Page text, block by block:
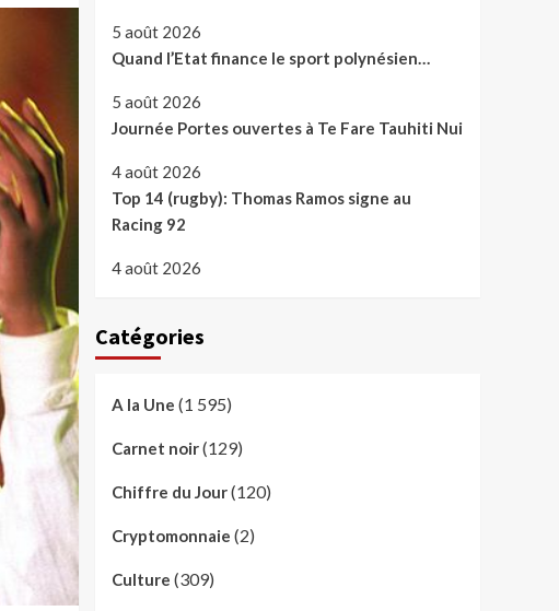
5 août 2026
Quand l’Etat finance le sport polynésien…
5 août 2026
Journée Portes ouvertes à Te Fare Tauhiti Nui
4 août 2026
Top 14 (rugby): Thomas Ramos signe au
Racing 92
4 août 2026
Catégories
A la Une (1 595)
Carnet noir(129)
Chiffre du Jour(120)
Cryptomonnaie (2)
Culture (309)